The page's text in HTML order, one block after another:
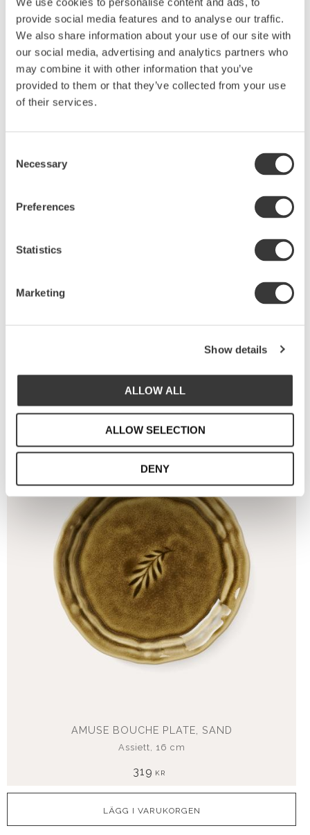
provide social media features and to analyse our traffic.
We also share information about your use of our site with
our social media, advertising and analytics partners who
may combine it with other information that you’ve
provided to them or that they’ve collected from your use
of their services.
Selection
Necessary
Preferences
Statistics
Marketing
Show details
ALLOW ALL
ALLOW SELECTION
DENY
AMUSE BOUCHE PLATE, SAND
Assiett, 16 cm
319 KR